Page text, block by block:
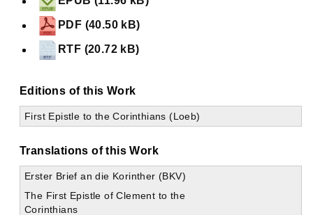
PDF (40.50 kB)
RTF (20.72 kB)
Editions of this Work
First Epistle to the Corinthians (Loeb)
Translations of this Work
Erster Brief an die Korinther (BKV)
The First Epistle of Clement to the
Corinthians